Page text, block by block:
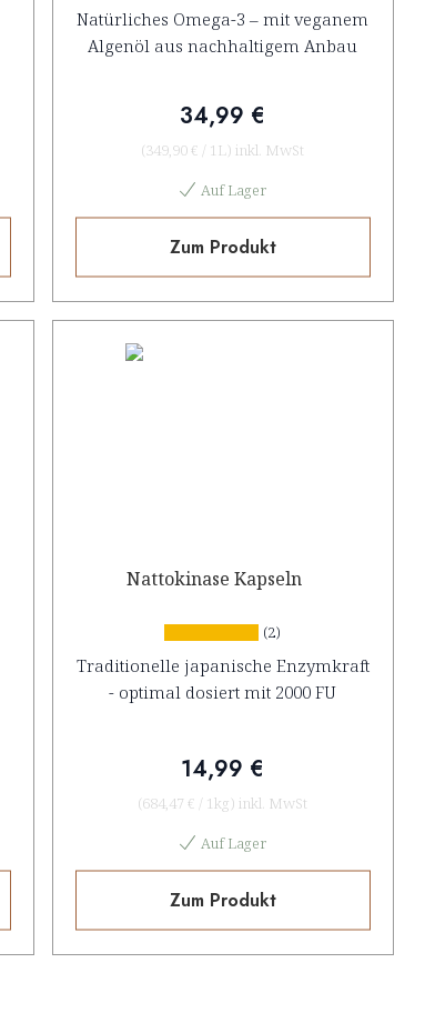
Natürliches Omega-3 – mit veganem
Algenöl aus nachhaltigem Anbau
34,99 €
(349,90 € / 1L) inkl. MwSt
Auf Lager
Zum Produkt
Nattokinase Kapseln
(2)
Traditionelle japanische Enzymkraft
- optimal dosiert mit 2000 FU
14,99 €
(684,47 € / 1kg) inkl. MwSt
Auf Lager
Zum Produkt